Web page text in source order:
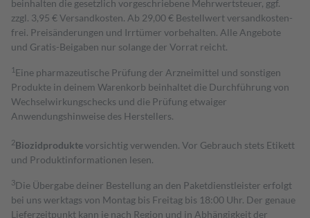
beinhalten die gesetzlich vorgeschriebene Mehrwertsteuer, ggf.
zzgl. 3,95 € Versandkosten. Ab 29,00 € Bestell­wert versand­kosten­
frei. Preisänderungen und Irrtümer vorbehalten. Alle Angebote
und Gratis-Beigaben nur solange der Vorrat reicht.
1 Eine pharmazeutische Prüfung der Arzneimittel und sonstigen
Produkte in deinem Warenkorb beinhaltet die Durchführung von
Wechselwirkungschecks und die Prüfung etwaiger
Anwendungshinweise des Herstellers.
2Biozidproduktevorsichtig verwenden. Vor Gebrauch stets Etikett
und Produktinformationen lesen.
3Die Übergabe deiner Bestellung an den Paketdienstleister erfolgt
bei uns werktags von Montag bis Freitag bis 18:00 Uhr. Der genaue
Lieferzeitpunkt kann je nach Region und in Abhängigkeit der